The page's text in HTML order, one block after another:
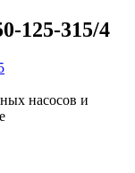
125-315/4